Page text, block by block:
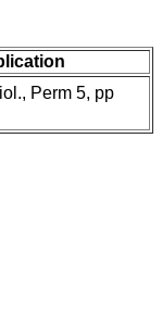
Perm 5, pp